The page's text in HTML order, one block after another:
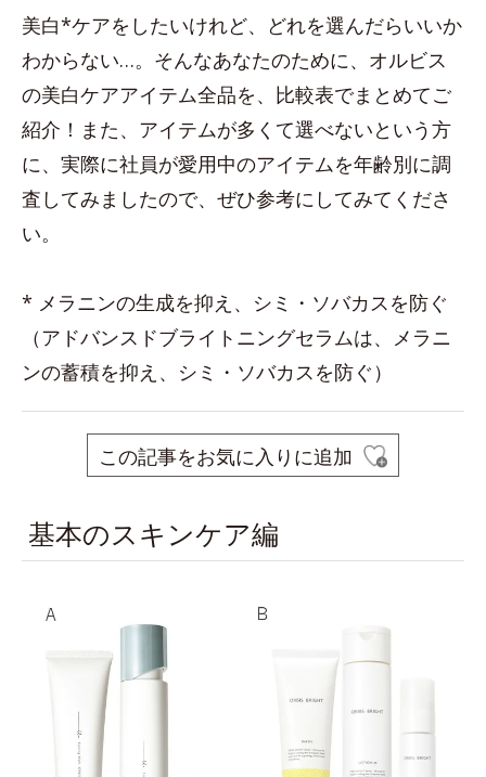
美白*ケアをしたいけれど、どれを選んだらいいか
わからない…。そんなあなたのために、オルビス
の美白ケアアイテム全品を、比較表でまとめてご
紹介！また、アイテムが多くて選べないという方
に、実際に社員が愛用中のアイテムを年齢別に調
査してみましたので、ぜひ参考にしてみてくださ
い。
* メラニンの生成を抑え、シミ・ソバカスを防ぐ
（アドバンスドブライトニングセラムは、メラニ
ンの蓄積を抑え、シミ・ソバカスを防ぐ）
この記事をお気に入りに追加
基本のスキンケア編